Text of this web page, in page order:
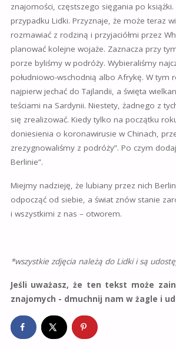
znajomości, częstszego sięgania po książki.
przypadku Lidki. Przyznaje, że może teraz
rozmawiać z rodziną i przyjaciółmi przez
planować kolejne wojaże. Zaznacza przy
porze byliśmy w podróży. Wybieraliśmy
południowo-wschodnią albo Afrykę. W tym
najpierw jechać do Tajlandii, a święta
teściami na Sardynii. Niestety, żadnego z
się zrealizować. Kiedy tylko na początku
doniesienia o koronawirusie w Chinach,
zrezygnowaliśmy z podróży”. Po czym
Berlinie”.
Miejmy nadzieję, że lubiany przez nich
odpocząć od siebie, a świat znów stanie
i wszystkimi z nas – otworem.
*wszystkie zdjęcia należą do Lidki i są
Jeśli uważasz, że ten tekst może
znajomych - dmuchnij nam w żagle i